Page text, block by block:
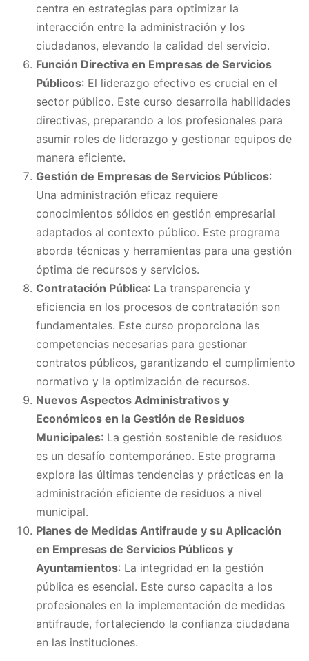
centra en estrategias para optimizar la
interacción entre la administración y los
ciudadanos, elevando la calidad del servicio.
Función Directiva en Empresas de Servicios
Públicos: El liderazgo efectivo es crucial en el
sector público. Este curso desarrolla habilidades
directivas, preparando a los profesionales para
asumir roles de liderazgo y gestionar equipos de
manera eficiente.
Gestión de Empresas de Servicios Públicos:
Una administración eficaz requiere
conocimientos sólidos en gestión empresarial
adaptados al contexto público. Este programa
aborda técnicas y herramientas para una gestión
óptima de recursos y servicios.
Contratación Pública: La transparencia y
eficiencia en los procesos de contratación son
fundamentales. Este curso proporciona las
competencias necesarias para gestionar
contratos públicos, garantizando el cumplimiento
normativo y la optimización de recursos.
Nuevos Aspectos Administrativos y
Económicos en la Gestión de Residuos
Municipales: La gestión sostenible de residuos
es un desafío contemporáneo. Este programa
explora las últimas tendencias y prácticas en la
administración eficiente de residuos a nivel
municipal.
Planes de Medidas Antifraude y su Aplicación
en Empresas de Servicios Públicos y
Ayuntamientos: La integridad en la gestión
pública es esencial. Este curso capacita a los
profesionales en la implementación de medidas
antifraude, fortaleciendo la confianza ciudadana
en las instituciones.